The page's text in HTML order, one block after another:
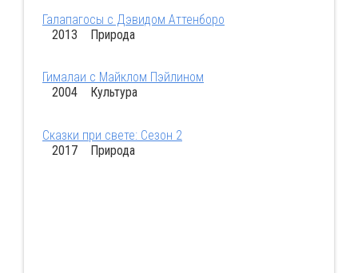
Галапагосы с Дэвидом Аттенборо
2013 Природа
Гималаи с Майклом Пэйлином
2004 Культура
Сказки при свете: Сезон 2
2017 Природа